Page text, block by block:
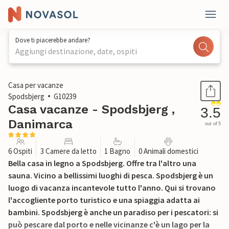
Dove ti piacerebbe andare?
Aggiungi destinazione, date, ospiti
1 / 18
Casa per vacanze
Spodsbjerg
G10239
Casa vacanze - Spodsbjerg ,
Danimarca
3.5
out of 5
6 Ospiti 3 Camere da letto 1 Bagno 0 Animali domestici
Bella casa in legno a Spodsbjerg. Offre tra l'altro una
sauna. Vicino a bellissimi luoghi di pesca. Spodsbjerg è un
luogo di vacanza incantevole tutto l'anno. Qui si trovano
l'accogliente porto turistico e una spiaggia adatta ai
bambini. Spodsbjerg è anche un paradiso per i pescatori: si
può pescare dal porto e nelle vicinanze c'è un lago per la